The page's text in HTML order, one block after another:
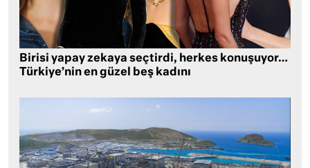
Birisi yapay zekaya seçtirdi, herkes konuşuyor…
Türkiye’nin en güzel beş kadını